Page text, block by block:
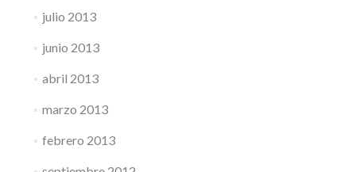
julio 2013
junio 2013
abril 2013
marzo 2013
febrero 2013